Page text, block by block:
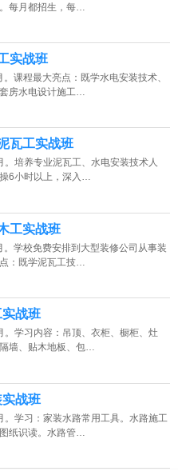
每月都招生，每…
实战班
课程最大亮点：既学水电安装技术、
房水电设计施工…
瓦工实战班
。培养专业泥瓦工、水电安装技术人
6小时以上，深入…
工实战班
。学校免费安排到大型装修公司从事装
：既学泥瓦工技…
战班
。学习内容：吊顶、衣柜、橱柜、灶
墙、贴木地板、包…
战班
。学习：家装水路常用工具。水路施工
纸识读。水路管…